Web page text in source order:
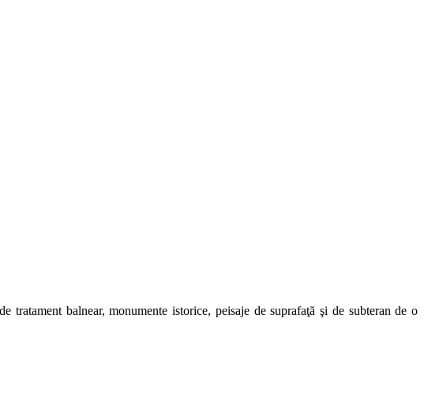
balnear, monumente istorice, peisaje de suprafaţă şi de subteran de o